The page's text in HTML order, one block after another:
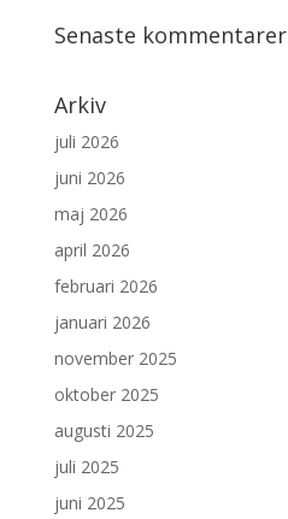
Senaste kommentarer
Arkiv
juli 2026
juni 2026
maj 2026
april 2026
februari 2026
januari 2026
november 2025
oktober 2025
augusti 2025
juli 2025
juni 2025